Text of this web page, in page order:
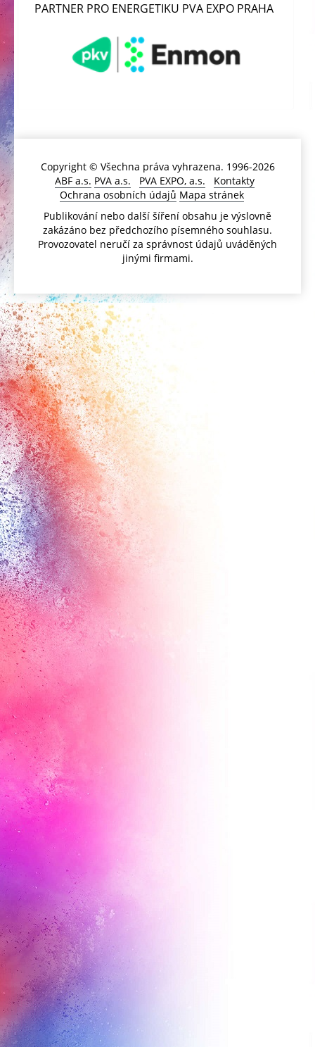
PARTNER PRO ENERGETIKU PVA EXPO PRAHA
Copyright © Všechna práva vyhrazena. 1996-2026
ABF a.s. PVA a.s. PVA EXPO, a.s.
Kontakty
Ochrana osobních údajů Mapa stránek
Publikování nebo další šíření obsahu je výslovně
zakázáno bez předchozího písemného souhlasu.
Provozovatel neručí za správnost údajů uváděných
jinými firmami.